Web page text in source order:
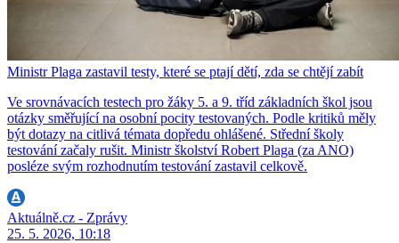
Ministr Plaga zastavil testy, které se ptají dětí, zda se chtějí zabít
Ve srovnávacích testech pro žáky 5. a 9. tříd základních škol jsou
otázky směřující na osobní pocity testovaných. Podle kritiků měly
být dotazy na citlivá témata dopředu ohlášené. Střední školy
testování začaly rušit. Ministr školství Robert Plaga (za ANO)
posléze svým rozhodnutím testování zastavil celkově.
Aktuálně.cz - Zprávy
25. 5. 2026, 10:18